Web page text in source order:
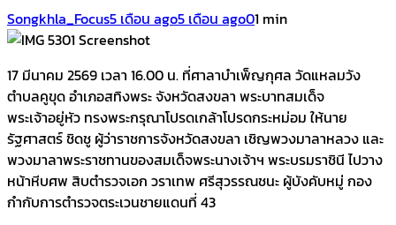
Songkhla_Focus5 เดือน ago5 เดือน ago01 min
Screenshot
17 มีนาคม 2569 เวลา 16.00 น. ที่ศาลาบำเพ็ญกุศล วัดแหลมวัง
ตำบลคูขุด อำเภอสทิงพระ จังหวัดสงขลา พระบาทสมเด็จ
พระเจ้าอยู่หัว ทรงพระกรุณาโปรดเกล้าโปรดกระหม่อม ให้นาย
รัฐศาสตร์ ชิดชู ผู้ว่าราชการจังหวัดสงขลา เชิญพวงมาลาหลวง และ
พวงมาลาพระราชทานของสมเด็จพระนางเจ้าฯ พระบรมราชินี ไปวาง
หน้าหีบศพ สิบตำรวจเอก วราเทพ ศรีสุวรรณชนะ ผู้บังคับหมู่ กอง
กำกับการตำรวจตระเวนชายแดนที่ 43